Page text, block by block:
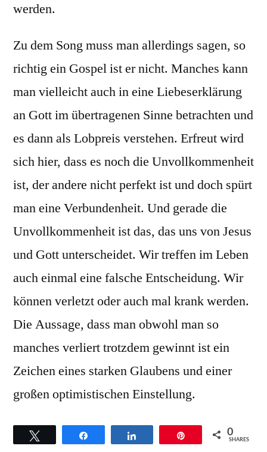
werden.
Zu dem Song muss man allerdings sagen, so
richtig ein Gospel ist er nicht. Manches kann
man vielleicht auch in eine Liebeserklärung
an Gott im übertragenen Sinne betrachten und
es dann als Lobpreis verstehen. Erfreut wird
sich hier, dass es noch die Unvollkommenheit
ist, der andere nicht perfekt ist und doch spürt
man eine Verbundenheit. Und gerade die
Unvollkommenheit ist das, das uns von Jesus
und Gott unterscheidet. Wir treffen im Leben
auch einmal eine falsche Entscheidung. Wir
können verletzt oder auch mal krank werden.
Die Aussage, dass man obwohl man so
manches verliert trotzdem gewinnt ist ein
Zeichen eines starken Glaubens und einer
großen optimistischen Einstellung.
0
SHARES